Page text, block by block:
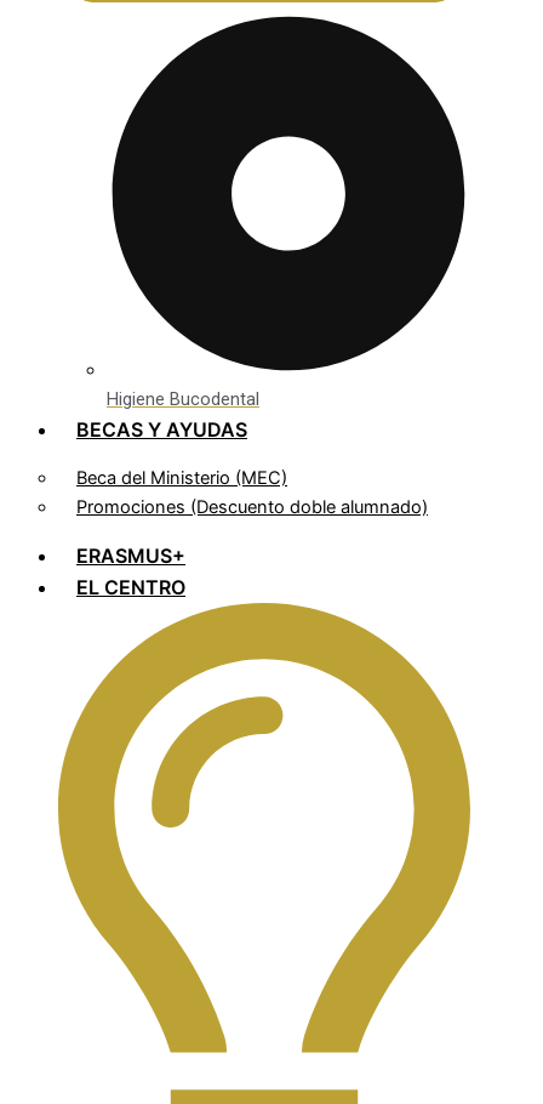
Higiene Bucodental
BECAS Y AYUDAS
Beca del Ministerio (MEC)
Promociones (Descuento doble alumnado)
ERASMUS+
EL CENTRO